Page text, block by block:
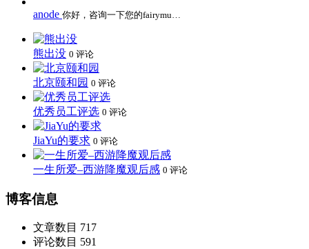
anode 你好，咨询一下您的fairymu…
熊出没 0 评论
北京颐和园 0 评论
优秀员工评选 0 评论
JiaYu的要求 0 评论
一生所爱–西游降魔观后感 0 评论
博客信息
文章数目 717
评论数目 591